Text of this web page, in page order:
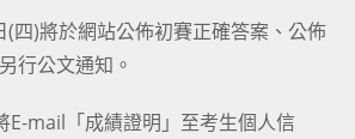
(四)將於網站公佈初賽正確答案、公佈
行公文通知。
E-mail「成績證明」至考生個人信